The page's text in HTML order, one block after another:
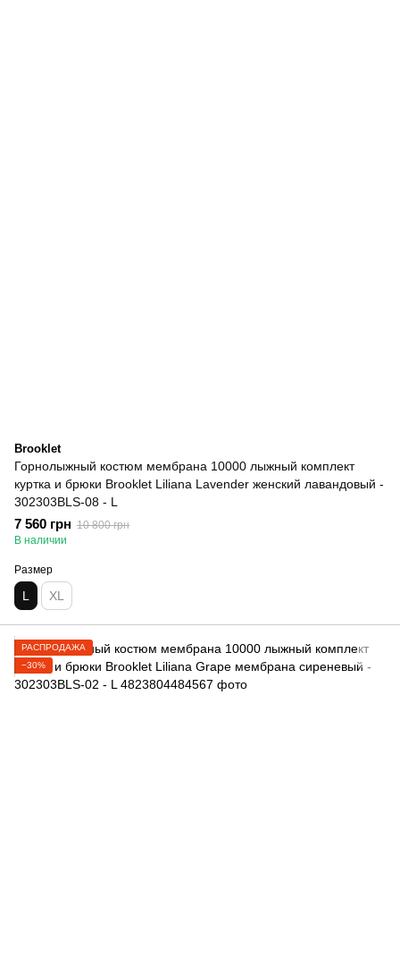
Brooklet
Горнолыжный костюм мембрана 10000 лыжный комплект
куртка и брюки Brooklet Liliana Lavender женский лавандовый -
302303BLS-08 - L
7 560 грн 10 800 грн
В наличии
Размер
L XL
РАСПРОДАЖА
−30%